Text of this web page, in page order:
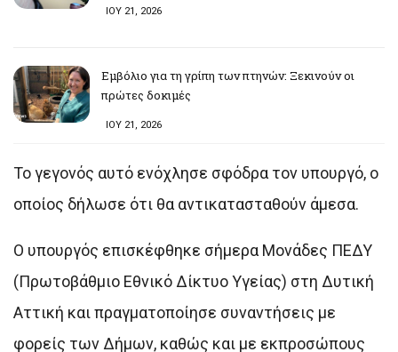
ΙΟΥ 21, 2026
Εμβόλιο για τη γρίπη των πτηνών: Ξεκινούν οι
πρώτες δοκιμές
ΙΟΥ 21, 2026
Το γεγονός αυτό ενόχλησε σφόδρα τον υπουργό, ο
οποίος δήλωσε ότι θα αντικατασταθούν άμεσα.
Ο υπουργός επισκέφθηκε σήμερα Μονάδες ΠΕΔΥ
(Πρωτοβάθμιο Εθνικό Δίκτυο Υγείας) στη Δυτική
Αττική και πραγματοποίησε συναντήσεις με
φορείς των Δήμων, καθώς και με εκπροσώπους